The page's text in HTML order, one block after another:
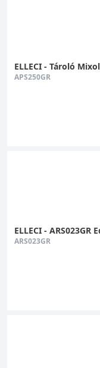
ELLECI - Tároló
APS250GR
ELLECI -
ARS023GR